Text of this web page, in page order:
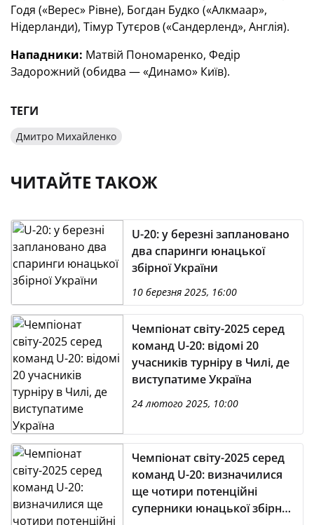
Годя («Верес» Рівне), Богдан Будко («Алкмаар»,
Нідерланди), Тімур Тутєров («Сандерленд», Англія).
Нападники: Матвій Пономаренко, Федір
Задорожний (обидва — «Динамо» Київ).
ТЕГИ
Дмитро Михайленко
ЧИТАЙТЕ ТАКОЖ
U-20: у березні заплановано
два спаринги юнацької
збірної України
10 березня 2025, 16:00
Чемпіонат світу-2025 серед
команд U-20: відомі 20
учасників турніру в Чилі, де
виступатиме Україна
24 лютого 2025, 10:00
Чемпіонат світу-2025 серед
команд U-20: визначилися
ще чотири потенційні
суперники юнацької збірної